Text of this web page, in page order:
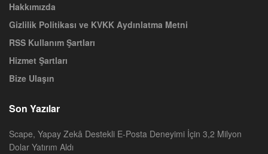
Hakkımızda
Gizlilik Politikası ve KVKK Aydınlatma Metni
RSS Kullanım Şartları
Hizmet Şartları
Bize Ulaşın
Son Yazılar
Scape, Yapay Zekâ Destekli E-Posta Deneyimi İçin 3,2 Milyon
Dolar Yatırım Aldı